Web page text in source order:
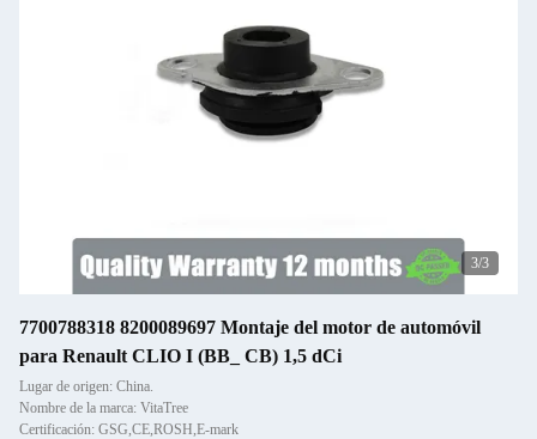
3/3
7700788318 8200089697 Montaje del motor de automóvil
para Renault CLIO I (BB_ CB) 1,5 dCi
Lugar de origen: China.
Nombre de la marca: VitaTree
Certificación: GSG,CE,ROSH,E-mark